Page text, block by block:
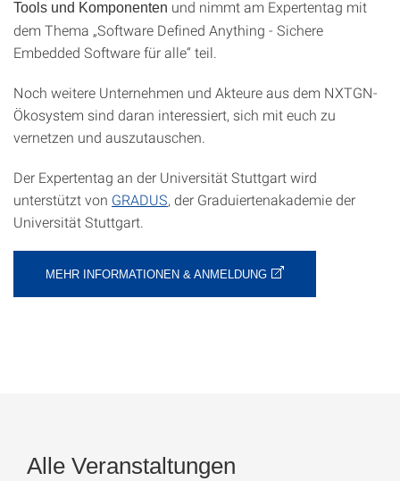
Tools und Komponenten und nimmt am Expertentag mit
dem Thema „Software Defined Anything - Sichere
Embedded Software für alle“ teil.
Noch weitere Unternehmen und Akteure aus dem NXTGN-
Ökosystem sind daran interessiert, sich mit euch zu
vernetzen und auszutauschen.
Der Expertentag an der Universität Stuttgart wird
unterstützt von GRADUS, der Graduiertenakademie der
Universität Stuttgart.
MEHR INFORMATIONEN & ANMELDUNG
Alle Veranstaltungen